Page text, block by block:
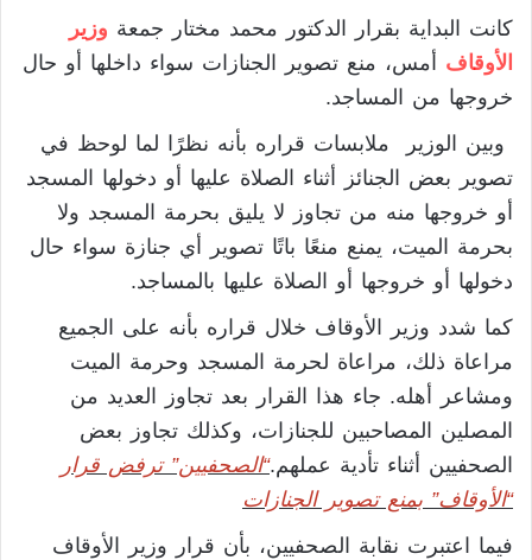
كانت البداية بقرار الدكتور محمد مختار جمعة وزير
الأوقاف
أمس، منع تصوير الجنازات سواء داخلها أو حال
خروجها من المساجد.
وبين الوزير ملابسات قراره بأنه نظرًا لما لوحظ في
تصوير بعض الجنائز أثناء الصلاة عليها أو دخولها المسجد
أو خروجها منه من تجاوز لا يليق بحرمة المسجد ولا
بحرمة الميت، يمنع منعًا باتًا تصوير أي جنازة سواء حال
دخولها أو خروجها أو الصلاة عليها بالمساجد.
كما شدد وزير الأوقاف خلال قراره بأنه على الجميع
مراعاة ذلك، مراعاة لحرمة المسجد وحرمة الميت
ومشاعر أهله. جاء هذا القرار بعد تجاوز العديد من
المصلين المصاحبين للجنازات، وكذلك تجاوز بعض
الصحفيين أثناء تأدية عملهم.“الصحفيين” ترفض قرار
“الأوقاف” بمنع تصوير الجنازات
فيما اعتبرت نقابة الصحفيين، بأن قرار وزير الأوقاف